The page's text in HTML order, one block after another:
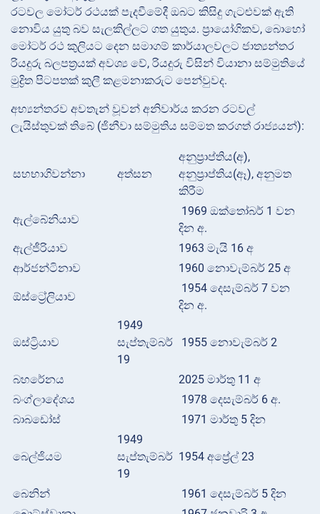
රටවල මෝටර් රථයක් පැදවීමේදී ඔබට කිසිදු ගැටළුවක් ඇති
නොවිය යුතු බව සැලකිල්ලට ගත යුතුය. ප්‍රායෝගිකව, බොහෝ
මෝටර් රථ කුලියට දෙන සමාගම් කාර්යාලවලට ජාත්‍යන්තර
රියදුරු බලපත්‍රයක් අවශ්‍ය වේ, රියදුරු විසින් වියානා සම්මුතියේ
මුද්‍රිත පිටපතක් කුලී කළමනාකරුට පෙන්වුවද.
අභ්‍යන්තරව අවතැන් වූවන් අනිවාර්ය කරන රටවල්
ලැයිස්තුවක් තිබේ (ජිනීවා සම්මුතිය සම්මත කරගත් රාජ්‍යයන්):
සහභාගිවන්නා අත්සන
අනුප්‍රාප්තිය(අ),
අනුප්‍රාප්තිය(ඈ), අනුමත
කිරීම
ඇල්බේනියාව
1969 ඔක්තෝබර් 1 වන
දින අ.
ඇල්ජීරියාව
1963 මැයි 16 අ
ආර්ජන්ටිනාව
1960 නොවැම්බර් 25 අ
ඕස්ට්‍රේලියාව
1954 දෙසැම්බර් 7 වන
දින අ.
ඔස්ට්‍රියාව
1949
සැප්තැම්බර්
19
1955 නොවැම්බර් 2
බහරේනය
2025 මාර්තු 11 අ
බංග්ලාදේශය
1978 දෙසැම්බර් 6 අ.
බාබඩෝස්
1971 මාර්තු 5 දින
බෙල්ජියම
1949
සැප්තැම්බර්
19
1954 අප්‍රේල් 23
බෙනින්
1961 දෙසැම්බර් 5 දින